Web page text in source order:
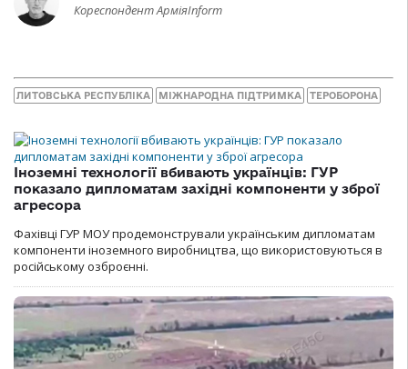
Кореспондент АрміяInform
ЛИТОВСЬКА РЕСПУБЛІКА МІЖНАРОДНА ПІДТРИМКА ТЕРОБОРОНА
Іноземні технології вбивають українців: ГУР
показало дипломатам західні компоненти у зброї
агресора
Фахівці ГУР МОУ продемонстрували українським дипломатам
компоненти іноземного виробництва, що використовуються в
російському озброєнні.